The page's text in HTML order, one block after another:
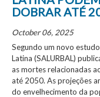
DOBRAR ATÉ
October 06, 2025
Segundo um novo
Latina (SALURBAL)
as mortes relacionadas
até 2050. As projeções
do envelhecimento da